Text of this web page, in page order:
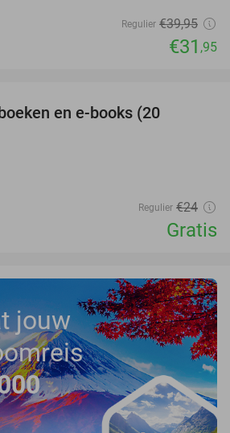
Regulier €39,95
€31 ,95
en e-books (20
Regulier €24
Gratis
jouw